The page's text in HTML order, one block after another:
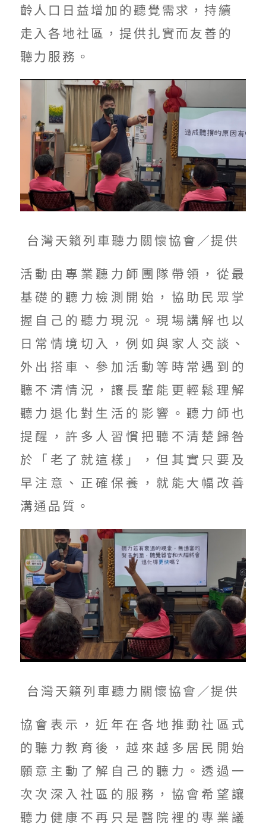
齡人口日益增加的聽覺需求，持續
走入各地社區，提供扎實而友善的
聽力服務。
台灣天籟列車聽力關懷協會／提供
活動由專業聽力師團隊帶領，從最
基礎的聽力檢測開始，協助民眾掌
握自己的聽力現況。現場講解也以
日常情境切入，例如與家人交談、
外出搭車、參加活動等時常遇到的
聽不清情況，讓長輩能更輕鬆理解
聽力退化對生活的影響。聽力師也
提醒，許多人習慣把聽不清楚歸咎
於「老了就這樣」，但其實只要及
早注意、正確保養，就能大幅改善
溝通品質。
台灣天籟列車聽力關懷協會／提供
協會表示，近年在各地推動社區式
的聽力教育後，越來越多居民開始
願意主動了解自己的聽力。透過一
次次深入社區的服務，協會希望讓
聽力健康不再只是醫院裡的專業議